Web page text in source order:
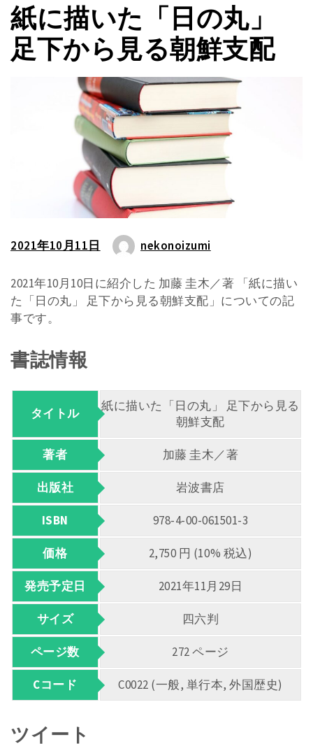
紙に描いた「日の丸」
足下から見る朝鮮支配
2021年10月11日 nekonoizumi
2021年10月10日に紹介した 加藤 圭木／著 「紙に描い
た「日の丸」 足下から見る朝鮮支配」についての記
事です。
書誌情報
タイトル
紙に描いた「日の丸」 足下から見る
朝鮮支配
著者 加藤 圭木／著
出版社 岩波書店
ISBN 978-4-00-061501-3
価格 2,750 円 (10% 税込)
発売予定日 2021年11月29日
サイズ 四六判
ページ数 272 ページ
Cコード C0022 (一般, 単行本, 外国歴史)
ツイート